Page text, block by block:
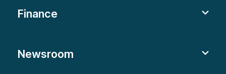
Finance
Newsroom